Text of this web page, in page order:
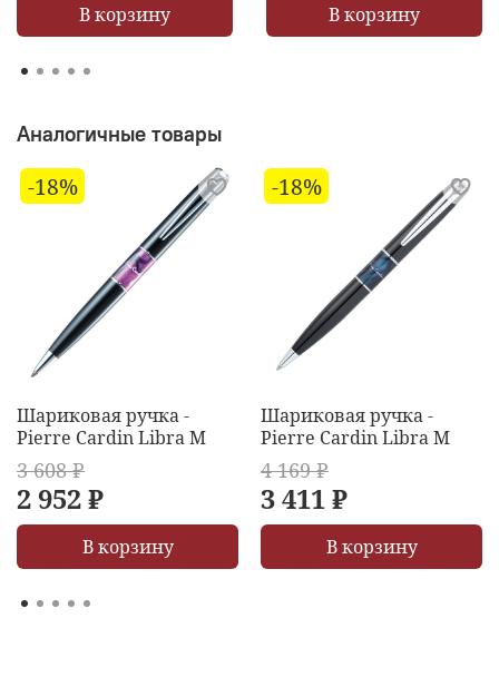
В корзину В корзину
Аналогичные товары
-18%
Шариковая ручка -
Pierre Cardin Libra M
3 608 ₽
2 952 ₽
В корзину
-18%
Шариковая ручка -
Pierre Cardin Libra M
4 169 ₽
3 411 ₽
В корзину